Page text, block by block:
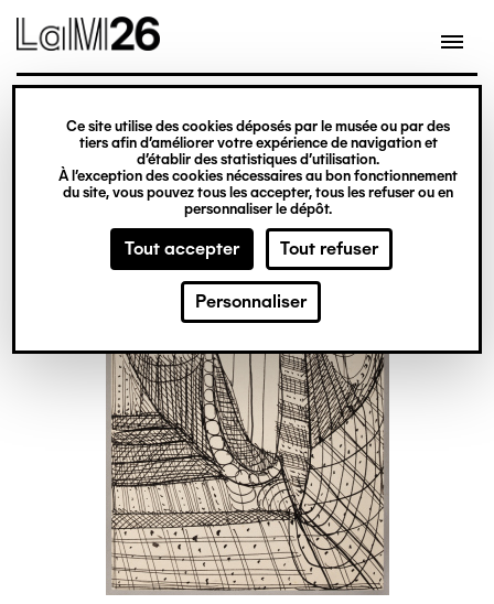
Gestion des cookies
Ce site utilise des cookies déposés par le musée ou par des
tiers afin d’améliorer votre expérience de navigation et
d’établir des statistiques d’utilisation.
À l’exception des cookies nécessaires au bon fonctionnement
du site, vous pouvez tous les accepter, tous les refuser ou en
personnaliser le dépôt.
Tout accepter Tout refuser
Personnaliser
contenu